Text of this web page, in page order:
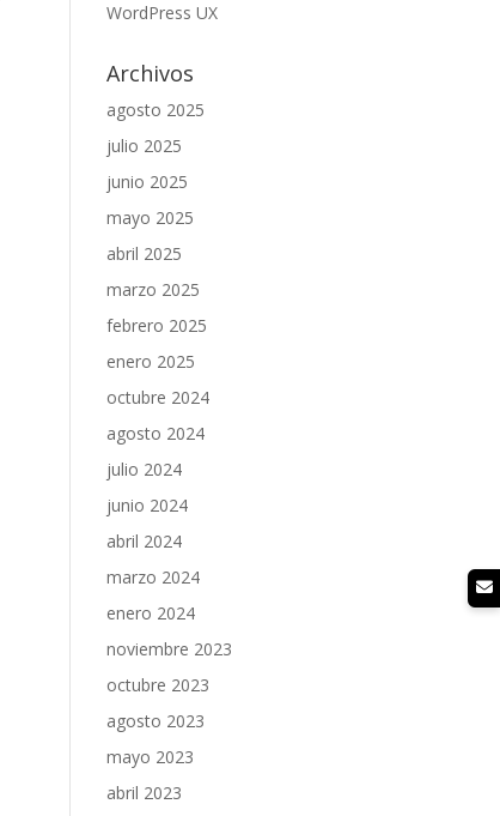
WordPress UX
Archivos
agosto 2025
julio 2025
junio 2025
mayo 2025
abril 2025
marzo 2025
febrero 2025
enero 2025
octubre 2024
agosto 2024
julio 2024
junio 2024
abril 2024
marzo 2024
enero 2024
noviembre 2023
octubre 2023
agosto 2023
mayo 2023
abril 2023